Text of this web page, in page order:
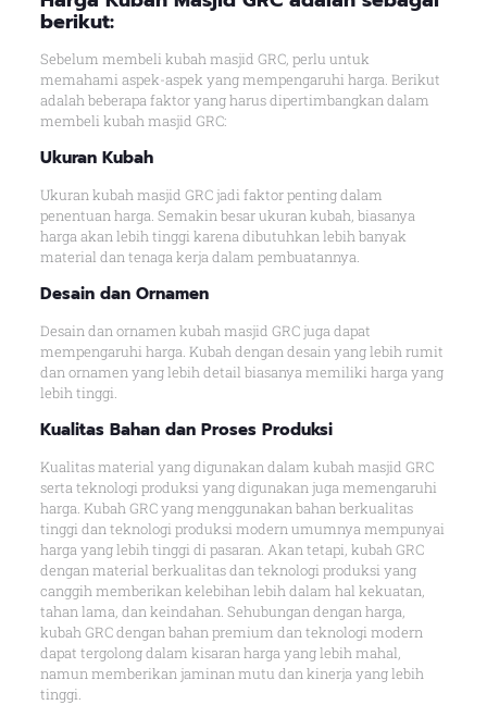
berikut:
Sebelum membeli kubah masjid GRC, perlu untuk
memahami aspek-aspek yang mempengaruhi harga. Berikut
adalah beberapa faktor yang harus dipertimbangkan dalam
membeli kubah masjid GRC:
Ukuran Kubah
Ukuran kubah masjid GRC jadi faktor penting dalam
penentuan harga. Semakin besar ukuran kubah, biasanya
harga akan lebih tinggi karena dibutuhkan lebih banyak
material dan tenaga kerja dalam pembuatannya.
Desain dan Ornamen
Desain dan ornamen kubah masjid GRC juga dapat
mempengaruhi harga. Kubah dengan desain yang lebih rumit
dan ornamen yang lebih detail biasanya memiliki harga yang
lebih tinggi.
Kualitas Bahan dan Proses Produksi
Kualitas material yang digunakan dalam kubah masjid GRC
serta teknologi produksi yang digunakan juga memengaruhi
harga. Kubah GRC yang menggunakan bahan berkualitas
tinggi dan teknologi produksi modern umumnya mempunyai
harga yang lebih tinggi di pasaran. Akan tetapi, kubah GRC
dengan material berkualitas dan teknologi produksi yang
canggih memberikan kelebihan lebih dalam hal kekuatan,
tahan lama, dan keindahan. Sehubungan dengan harga,
kubah GRC dengan bahan premium dan teknologi modern
dapat tergolong dalam kisaran harga yang lebih mahal,
namun memberikan jaminan mutu dan kinerja yang lebih
tinggi.